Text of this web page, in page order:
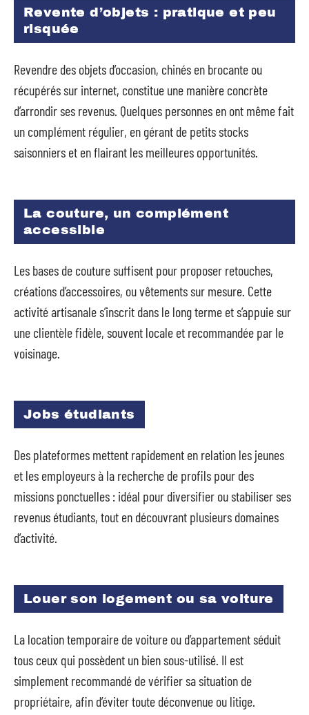
Revente d’objets : pratique et peu
risquée
Revendre des objets d’occasion, chinés en brocante ou
récupérés sur internet, constitue une manière concrète
d’arrondir ses revenus. Quelques personnes en ont même fait
un complément régulier, en gérant de petits stocks
saisonniers et en flairant les meilleures opportunités.
La couture, un complément
accessible
Les bases de couture suffisent pour proposer retouches,
créations d’accessoires, ou vêtements sur mesure. Cette
activité artisanale s’inscrit dans le long terme et s’appuie sur
une clientèle fidèle, souvent locale et recommandée par le
voisinage.
Jobs étudiants
Des plateformes mettent rapidement en relation les jeunes
et les employeurs à la recherche de profils pour des
missions ponctuelles : idéal pour diversifier ou stabiliser ses
revenus étudiants, tout en découvrant plusieurs domaines
d’activité.
Louer son logement ou sa voiture
La location temporaire de voiture ou d’appartement séduit
tous ceux qui possèdent un bien sous-utilisé. Il est
simplement recommandé de vérifier sa situation de
propriétaire, afin d’éviter toute déconvenue ou litige.